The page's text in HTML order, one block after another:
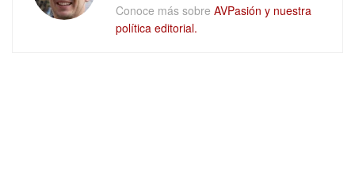
Conoce más sobre AVPasión y nuestra
política editorial.